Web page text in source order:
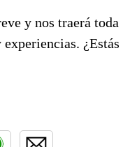
y nos traerá toda
¿Estás